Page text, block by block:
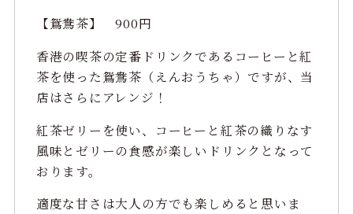
【鴛鴦茶】 900円
香港の喫茶の定番ドリンクであるコーヒーと紅
茶を使った鴛鴦茶（えんおうちゃ）ですが、当
店はさらにアレンジ！
紅茶ゼリーを使い、コーヒーと紅茶の織りなす
風味とゼリーの食感が楽しいドリンクとなって
おります。
適度な甘さは大人の方でも楽しめると思いま